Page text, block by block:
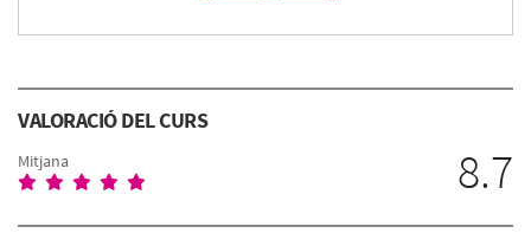
VALORACIÓ DEL CURS
Mitjana 8.7